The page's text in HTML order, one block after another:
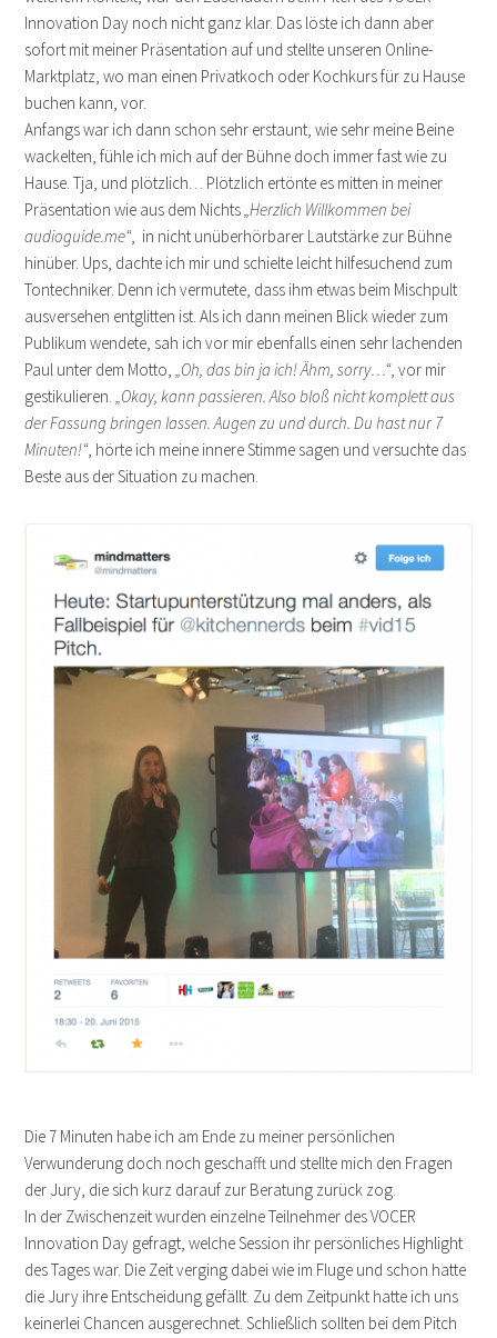
Innovation Day noch nicht ganz klar. Das löste ich dann aber
sofort mit meiner Präsentation auf und stellte unseren Online-
Marktplatz, wo man einen Privatkoch oder Kochkurs für zu Hause
buchen kann, vor.
Anfangs war ich dann schon sehr erstaunt, wie sehr meine Beine
wackelten, fühle ich mich auf der Bühne doch immer fast wie zu
Hause. Tja, und plötzlich… Plötzlich ertönte es mitten in meiner
Präsentation wie aus dem Nichts „Herzlich Willkommen bei
audioguide.me“, in nicht unüberhörbarer Lautstärke zur Bühne
hinüber. Ups, dachte ich mir und schielte leicht hilfesuchend zum
Tontechniker. Denn ich vermutete, dass ihm etwas beim Mischpult
ausversehen entglitten ist. Als ich dann meinen Blick wieder zum
Publikum wendete, sah ich vor mir ebenfalls einen sehr lachenden
Paul unter dem Motto,
„Oh, das bin ja ich! Ähm, sorry…“, vor mir
gestikulieren.
„Okay, kann passieren. Also bloß nicht komplett aus
der Fassung bringen lassen. Augen zu und durch. Du hast nur 7
Minuten!“, hörte ich meine innere Stimme sagen und versuchte das
Beste aus der Situation zu machen.
Die 7 Minuten habe ich am Ende zu meiner persönlichen
Verwunderung doch noch geschafft und stellte mich den Fragen
der Jury, die sich kurz darauf zur Beratung zurück zog.
In der Zwischenzeit wurden einzelne Teilnehmer des VOCER
Innovation Day gefragt, welche Session ihr persönliches Highlight
des Tages war. Die Zeit verging dabei wie im Fluge und schon hatte
die Jury ihre Entscheidung gefällt. Zu dem Zeitpunkt hatte ich uns
keinerlei Chancen ausgerechnet. Schließlich sollten bei dem Pitch